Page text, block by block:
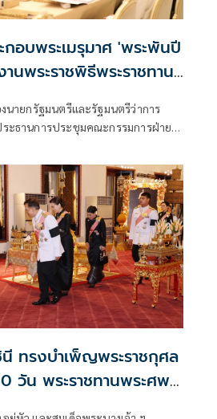
อบพระเมรุมาศ 'พระพันปี
นพระราชพิธีพระราชทาน
ะธานการประชุมคณะกรรมการฝ่าย
ะพระยานมาศ งานพระราชพิธีถวาย
เด็จพระนางเจ้าสิริกิติ์ พระบรม
นี ทรงบำเพ็ญพระราชกุศล
วัน พระราชทานพระศพ